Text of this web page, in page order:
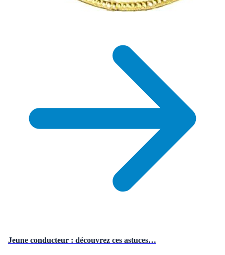
Jeune conducteur : découvrez ces astuces…